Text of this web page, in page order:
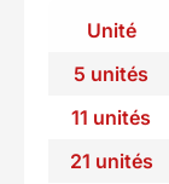
Unité
5 unités
11 unités
21 unités